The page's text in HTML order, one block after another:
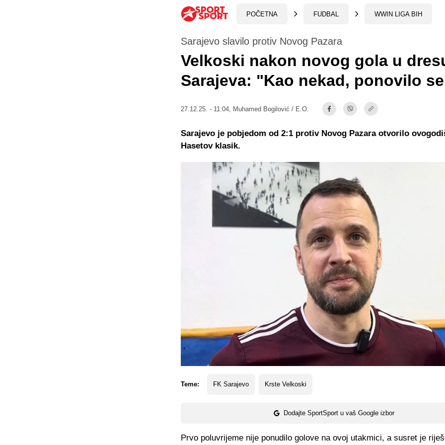
POČETNA FUDBAL WWIN LIGA BIH
Sarajevo slavilo protiv Novog Pazara
Velkoski nakon novog gola u
Sarajeva: "Kao nekad, ponovilo
27.12.25. - 11:04, Muhamed Bogilović / E.O.
Teme: FK Sarajevo Krste Velkoski
Dodajte SportSport u vaš Google izbor
Sarajevo je pobjedom od 2:1 protiv Novog Pazara otvorilo
Hasetov klasik.
Prvo poluvrijeme nije ponudilo golove na ovoj utakmici, a susret je